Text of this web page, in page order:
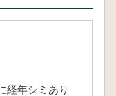
経年シミあり